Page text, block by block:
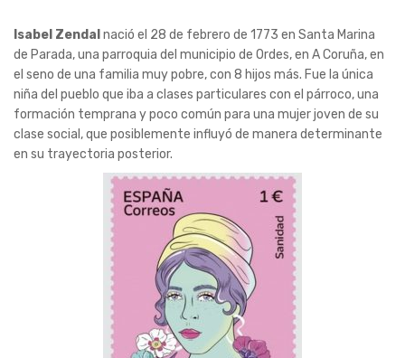
Isabel Zendalnació el 28 de febrero de 1773 en Santa Marina
de Parada, una parroquia del municipio de Ordes, en A Coruña, en
el seno de una familia muy pobre, con 8 hijos más. Fue la única
niña del pueblo que iba a clases particulares con el párroco, una
formación temprana y poco común para una mujer joven de su
clase social, que posiblemente influyó de manera determinante
en su trayectoria posterior.